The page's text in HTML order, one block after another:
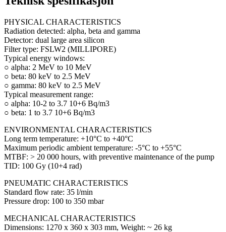
PHYSICAL CHARACTERISTICS
Radiation detected: alpha, beta and gamma
Detector: dual large area silicon
Filter type: FSLW2 (MILLIPORE)
Typical energy windows:
○ alpha: 2 MeV to 10 MeV
○ beta: 80 keV to 2.5 MeV
○ gamma: 80 keV to 2.5 MeV
Typical measurement range:
○ alpha: 10-2 to 3.7 10+6 Bq/m3
○ beta: 1 to 3.7 10+6 Bq/m3
ENVIRONMENTAL CHARACTERISTICS
Long term temperature: +10°C to +40°C
Maximum periodic ambient temperature: -5°C to +55°C
MTBF: > 20 000 hours, with preventive maintenance of the pump
TID: 100 Gy (10+4 rad)
PNEUMATIC CHARACTERISTICS
Standard flow rate: 35 l/min
Pressure drop: 100 to 350 mbar
MECHANICAL CHARACTERISTICS
Dimensions: 1270 x 360 x 303 mm, Weight: ~ 26 kg